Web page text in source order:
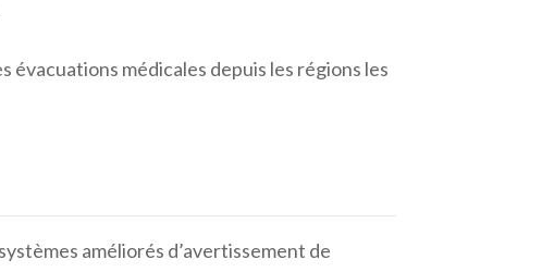
évacuations médicales depuis les régions les
améliorés d’avertissement de